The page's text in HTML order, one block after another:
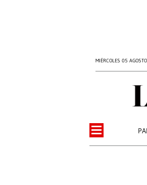
MIÉRCOLES 05